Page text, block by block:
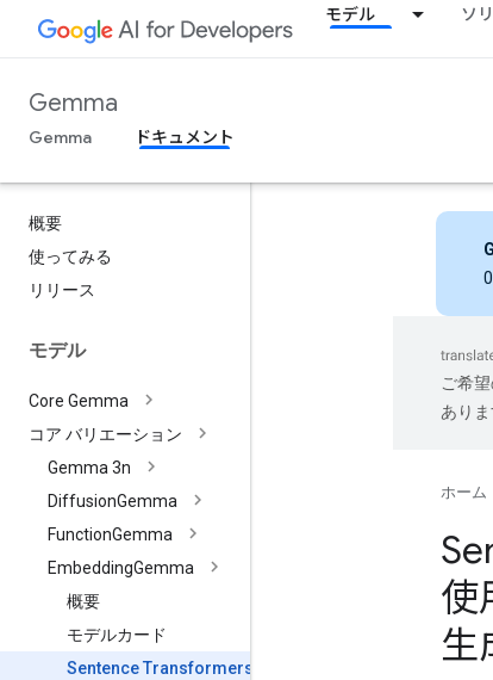
モデル ソ
Gemma
Gemma ドキュメント
概要
使ってみる
リリース
モデル
Core Gemma
コア バリエーション
Gemma 3n
DiffusionGemma
FunctionGemma
EmbeddingGemma
概要
モデルカード
Sentence Transformers を
ご希
ありま
ホーム
使
生